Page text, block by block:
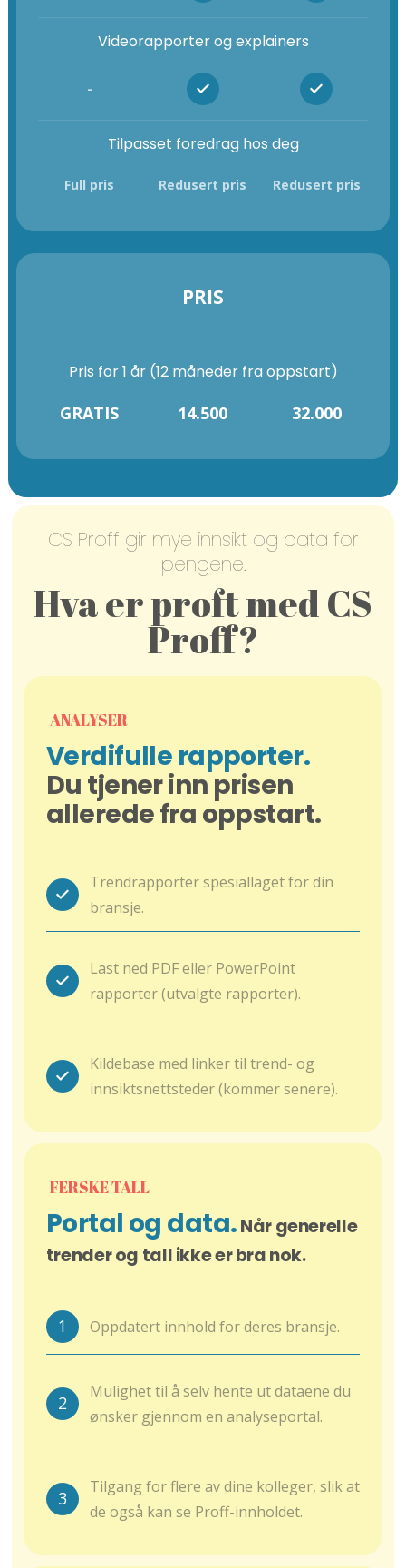
Videorapporter og explainers
-
Tilpasset foredrag hos deg
Full pris Redusert pris Redusert pris
PRIS
Pris for 1 år (12 måneder fra oppstart)
GRATIS 14.500 32.000
CS Proff gir mye innsikt og data for
pengene.
Hva er proft med CS
Proff?
ANALYSER
Verdifulle rapporter.
Du tjener inn prisen
allerede fra oppstart.
Trendrapporter spesiallaget for din
bransje.
Last ned PDF eller PowerPoint
rapporter (utvalgte rapporter).
Kildebase med linker til trend- og
innsiktsnettsteder (kommer senere).
FERSKE TALL
Portal og data.Når generelle
trender og tall ikke er bra nok.
1 Oppdatert innhold for deres bransje.
2
Mulighet til å selv hente ut dataene du
ønsker gjennom en analyseportal.
3
Tilgang for flere av dine kolleger, slik at
de også kan se Proff-innholdet.